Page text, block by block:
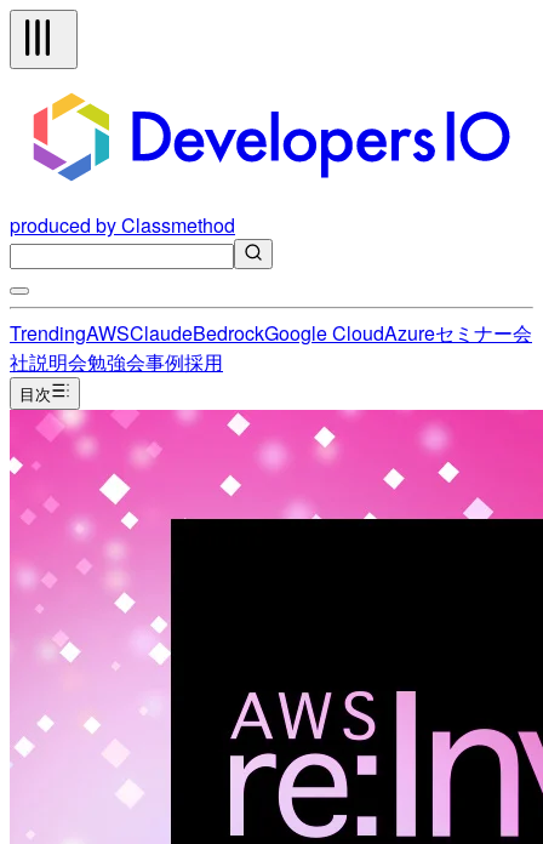
produced by Classmethod
TrendingAWSClaudeBedrockGoogle CloudAzureセミナー会
社説明会勉強会事例採用
目次